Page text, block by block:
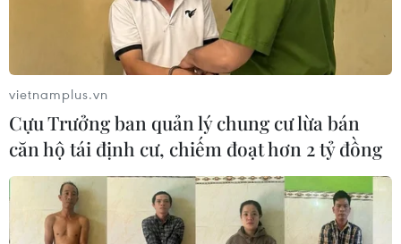
Phim Việt mùa Tết Giáp Ngọ: Loanh
vietnamplus.vn
Cựu Trưởng ban quản lý chung cư lừa bán
căn hộ tái định cư, chiếm đoạt hơn 2 tỷ đồng